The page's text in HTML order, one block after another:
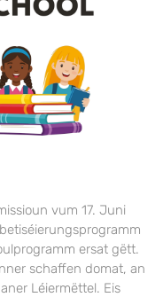
vum 17. Juni
ersat gëtt.
schaffen domat, an
Léiermëttel. Eis